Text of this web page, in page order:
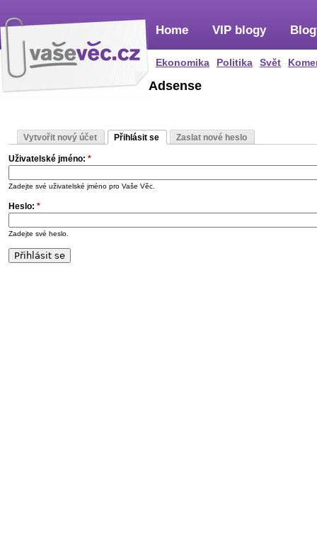
Home
Ekonomika Politika Svět
VIP blogy
Adsense
Vytvořit nový účet Přihlásit se Zaslat nové heslo
Uživatelské jméno: *
Zadejte své uživatelské jméno pro Vaše Věc.
Heslo: *
Zadejte své heslo.